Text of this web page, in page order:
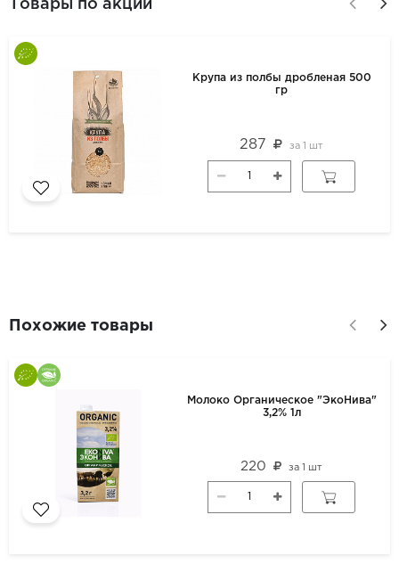
Товары по акции
Крупа из полбы дробленая 500
гр
287 за 1 шт
Похожие товары
Молоко Органическое "ЭкоНива"
3,2% 1л
220 за1 шт